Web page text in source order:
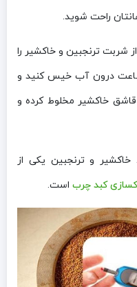
راحت شوید.
شربت ترنجبین و خاکشیر را
ترنجبین را به مدت ۵ تا ۶ ساعت درون آب خیس کنید و
خاکشیر مخلوط کرده و
و ترنجبین یکی از
کبد چرب است.